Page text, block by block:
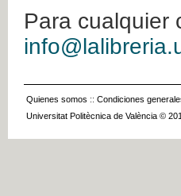
Para cualquier
Quienes somos :: Condiciones
Universitat Politècnica de València ©